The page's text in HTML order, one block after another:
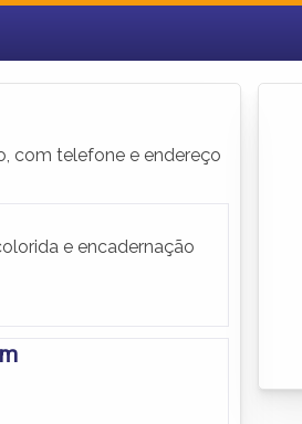
com telefone e endereço
e encadernação